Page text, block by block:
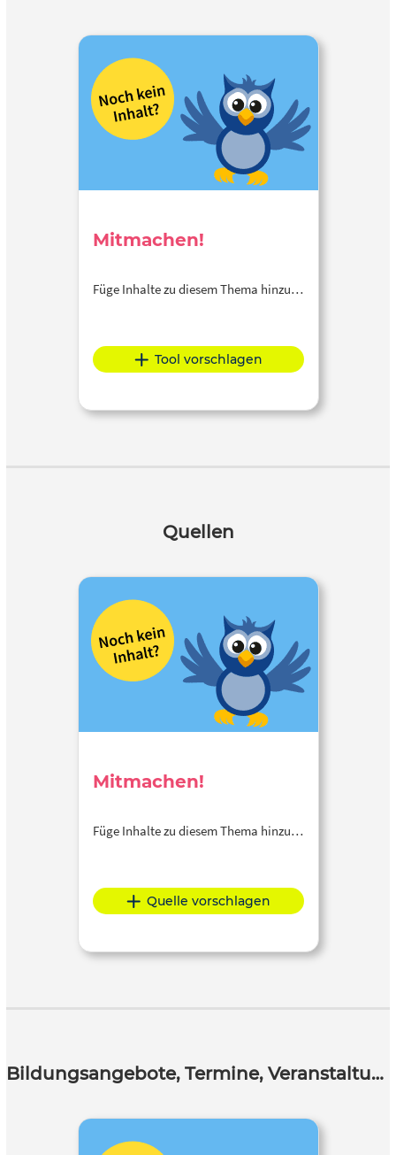
Mitmachen!
Füge Inhalte zu diesem Thema hinzu…
Tool vorschlagen
Quellen
Mitmachen!
Füge Inhalte zu diesem Thema hinzu…
Quelle vorschlagen
Bildungsangebote, Termine, Veranstaltungen